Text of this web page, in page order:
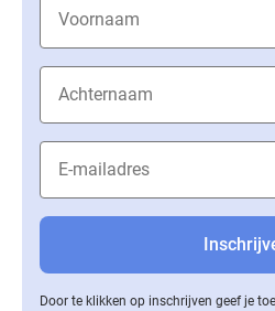
Door te klikken op inschrijven geef je